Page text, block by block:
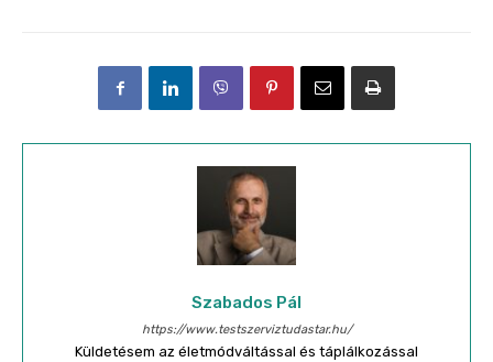
Szabados Pál
https://www.testszerviztudastar.hu/
Küldetésem az életmódváltással és táplálkozással